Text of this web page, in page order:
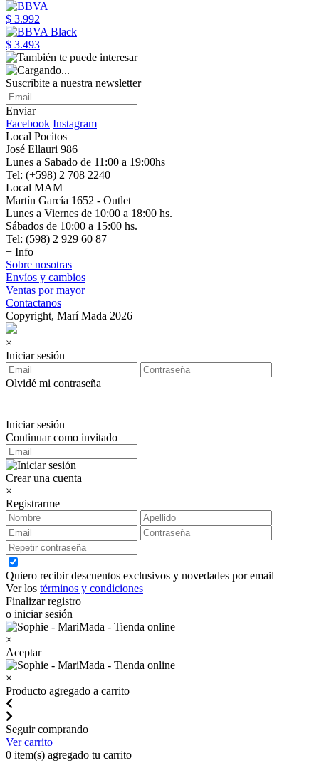
$ 3.992
$ 3.493
Suscribite a nuestra newsletter
Enviar
Facebook Instagram
Local Pocitos
José Ellauri 986
Lunes a Sabado de 11:00 a 19:00hs
Tel: (+598) 2 708 2240
Local MAM
Martín García 1652 - Outlet
Lunes a Viernes de 10:00 a 18:00 hs.
Sábados de 10:00 a 15:00 hs.
Tel: (598) 2 929 60 87
+ Info
Sobre nosotras
Envíos y cambios
Ventas por mayor
Contactanos
Copyright, Marí Mada 2026
×
Iniciar sesión
Olvidé mi contraseña
Iniciar sesión
Continuar como invitado
Crear una cuenta
×
Registrarme
Quiero recibir descuentos exclusivos y novedades por email
Ver los términos y condiciones
Finalizar registro
o iniciar sesión
×
Aceptar
×
Producto agregado a carrito
Seguir comprando
Ver carrito
0 item(s) agregado tu carrito